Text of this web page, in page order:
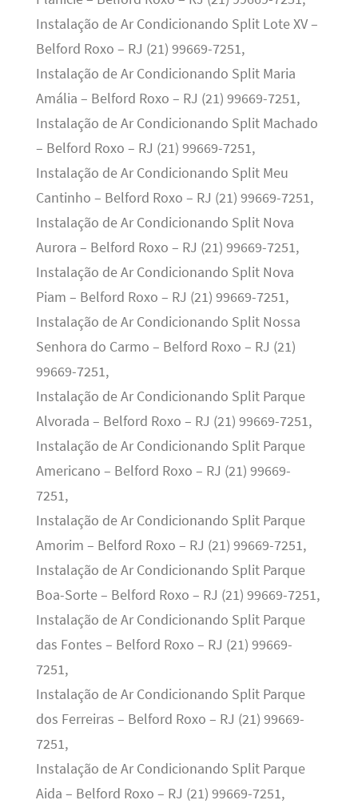
Instalação de Ar Condicionando Split Lote XV –
Belford Roxo – RJ (21) 99669-7251,
Instalação de Ar Condicionando Split Maria
Amália – Belford Roxo – RJ (21) 99669-7251,
Instalação de Ar Condicionando Split Machado
– Belford Roxo – RJ (21) 99669-7251,
Instalação de Ar Condicionando Split Meu
Cantinho – Belford Roxo – RJ (21) 99669-7251,
Instalação de Ar Condicionando Split Nova
Aurora – Belford Roxo – RJ (21) 99669-7251,
Instalação de Ar Condicionando Split Nova
Piam – Belford Roxo – RJ (21) 99669-7251,
Instalação de Ar Condicionando Split Nossa
Senhora do Carmo – Belford Roxo – RJ (21)
99669-7251,
Instalação de Ar Condicionando Split Parque
Alvorada – Belford Roxo – RJ (21) 99669-7251,
Instalação de Ar Condicionando Split Parque
Americano – Belford Roxo – RJ (21) 99669-
7251,
Instalação de Ar Condicionando Split Parque
Amorim – Belford Roxo – RJ (21) 99669-7251,
Instalação de Ar Condicionando Split Parque
Boa-Sorte – Belford Roxo – RJ (21) 99669-7251,
Instalação de Ar Condicionando Split Parque
das Fontes – Belford Roxo – RJ (21) 99669-
7251,
Instalação de Ar Condicionando Split Parque
dos Ferreiras – Belford Roxo – RJ (21) 99669-
7251,
Instalação de Ar Condicionando Split Parque
Aida – Belford Roxo – RJ (21) 99669-7251,